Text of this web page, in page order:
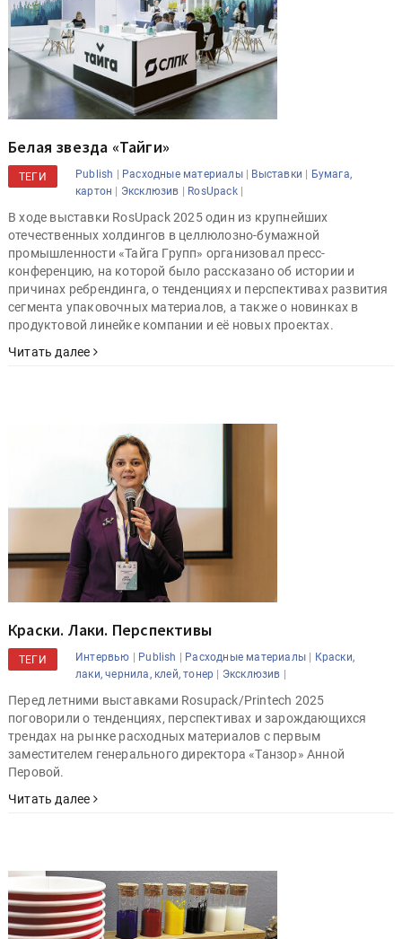
Белая звезда «Тайги»
ТЕГИ Publish | Расходные материалы| Выставки | Бумага,
картон | Эксклюзив | RosUpack|
В ходе выставки RosUpack 2025 один из крупнейших
отечественных холдингов в целлюлозно-бумажной
промышленности «Тайга Групп» организовал пресс-
конференцию, на которой было рассказано об истории и
причинах ребрендинга, о тенденциях и перспективах развития
сегмента упаковочных материалов, а также о новинках в
продуктовой линейке компании и её новых проектах.
Читать далее
Краски. Лаки. Перспективы
ТЕГИ Интервью | Publish | Расходные материалы | Краски,
лаки, чернила, клей, тонер | Эксклюзив |
Перед летними выставками Rosupack/Printech 2025
поговорили о тенденциях, перспективах и зарождающихся
трендах на рынке расходных материалов с первым
заместителем генерального директора «Танзор» Анной
Перовой.
Читать далее